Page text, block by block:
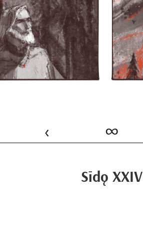
‹ ∞
Sīdǫ XXIV